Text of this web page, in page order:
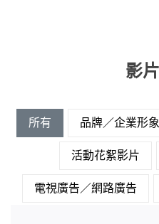
影
所有 品牌／企業形象
活動花絮影片
電視廣告／網路廣告